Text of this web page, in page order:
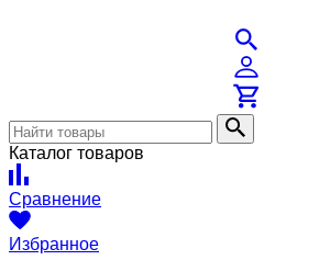
Каталог товаров
Сравнение
Избранное